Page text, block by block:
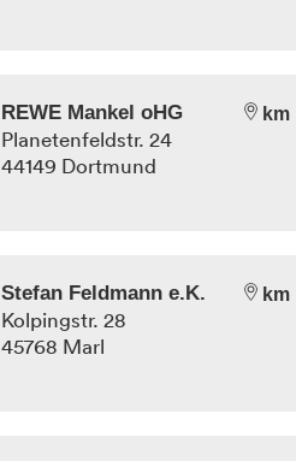
km
REWE Mankel oHG
Planetenfeldstr. 24
44149 Dortmund
km
Stefan Feldmann e.K.
Kolpingstr. 28
45768 Marl